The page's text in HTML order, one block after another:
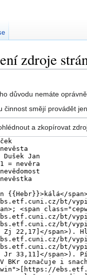
zdroje
důvodu nemáte
činnost smějí provádět
a zkopírovat